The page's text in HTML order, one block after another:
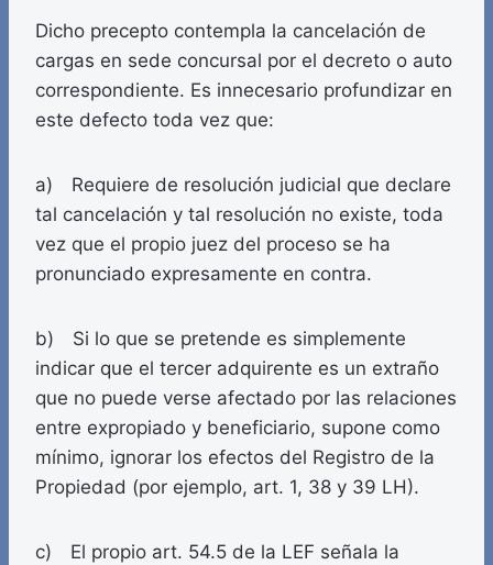
Dicho precepto contempla la cancelación de
cargas en sede concursal por el decreto o auto
correspondiente. Es innecesario profundizar en
este defecto toda vez que:
a) Requiere de resolución judicial que declare
tal cancelación y tal resolución no existe, toda
vez que el propio juez del proceso se ha
pronunciado expresamente en contra.
b) Si lo que se pretende es simplemente
indicar que el tercer adquirente es un extraño
que no puede verse afectado por las relaciones
entre expropiado y beneficiario, supone como
mínimo, ignorar los efectos del Registro de la
Propiedad (por ejemplo, art. 1, 38 y 39 LH).
c) El propio art. 54.5 de la LEF señala la